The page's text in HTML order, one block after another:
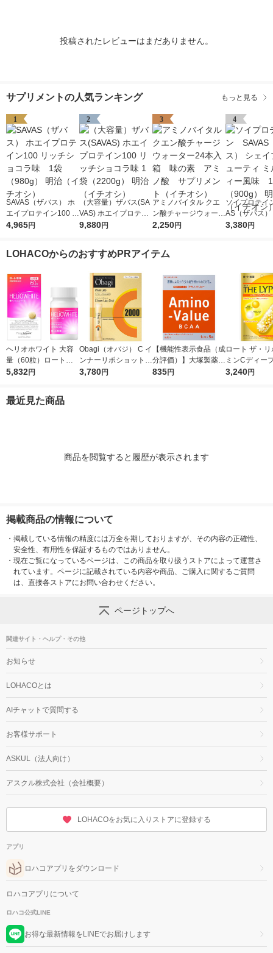
投稿されたレビューはまだありません。
サプリメントの人気ランキング もっと見る
1
SAVAS（ザバス） ホ
エイプロテイン100 リ
ッチショコラ味 1袋
4,965円
2
（大容量）ザバス(SA
VAS) ホエイプロテイ
ン100 リッチショコラ
9,880円
3
アミノバイタル クエ
ン酸チャージウォータ
ー24本入箱 味の
2,250円
4
ソイプロテ
AS（ザバス
プ＆ビューテ
3,380円
LOHACOからのおすすめPRアイテム
ヘリオホワイト 大容
量（60粒）ロート製
薬 サプリメント
5,832円
Obagi（オバジ） C イ
ンナーリポショット 7
0g×28本入 ロート製
3,780円
【機能性表示食品（成
分評価）】大塚製薬
アミノバリュー パウ
835円
ロート ザ・
ミンCディー
ル 1個 ロート
3,240円
最近見た商品
商品を閲覧すると履歴が表示されます
掲載商品の情報について
・ 掲載している情報の精度には万全を期しておりますが、その内容の正確性、
安全性、有用性を保証するものではありません。
・ 現在ご覧になっているページは、この商品を取り扱うストアによって運営さ
れています。ページに記載されている内容や商品、ご購入に関するご質問
は、直接各ストアにお問い合わせください。
ページトップへ
関連サイト・ヘルプ・その他
お知らせ
LOHACOとは
AIチャットで質問する
お客様サポート
ASKUL（法人向け）
アスクル株式会社（会社概要）
LOHACOをお気に入りストアに登録する
アプリ
ロハコアプリをダウンロード
ロハコアプリについて
ロハコ公式LINE
お得な最新情報をLINEでお届けします